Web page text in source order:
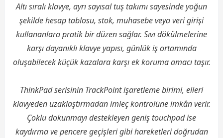
Altı sıralı klavye, ayrı sayısal tuş takımı sayesinde yoğun
şekilde hesap tablosu, stok, muhasebe veya veri girişi
kullananlara pratik bir düzen sağlar. Sıvı dökülmelerine
karşı dayanıklı klavye yapısı, günlük iş ortamında
oluşabilecek küçük kazalara karşı ek koruma amacı taşır.
ThinkPad serisinin TrackPoint işaretleme birimi, elleri
klavyeden uzaklaştırmadan imleç kontrolüne imkân verir.
Çoklu dokunmayı destekleyen geniş touchpad ise
kaydırma ve pencere geçişleri gibi hareketleri doğrudan